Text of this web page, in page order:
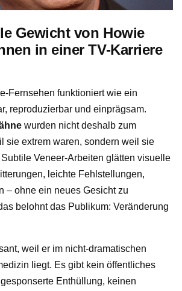
Gewicht von Howie
in einer TV-Karriere
Fernsehen funktioniert wie ein
reproduzierbar und einprägsam.
wurden nicht deshalb zum
sie extrem waren, sondern weil sie
Veneer-Arbeiten glätten visuelle
leichte Fehlstellungen,
– ohne ein neues Gesicht zu
belohnt das Publikum: Veränderung
weil er im nicht-dramatischen
liegt. Es gibt kein öffentliches
Enthüllung, keinen